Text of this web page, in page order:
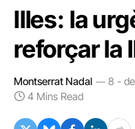
Illes: la
reforçar la
Montserrat Nadal
8 -
4 Mins Read